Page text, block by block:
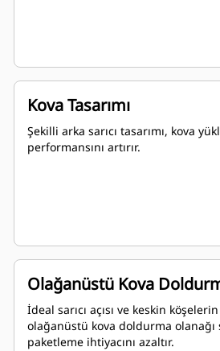
Kova Tasarımı
Şekilli arka sarıcı tasarımı, kova
performansını artırır.
Olağanüstü Kova
İdeal sarıcı açısı ve keskin
olağanüstü kova doldurma olanağı
paketleme ihtiyacını azaltır.